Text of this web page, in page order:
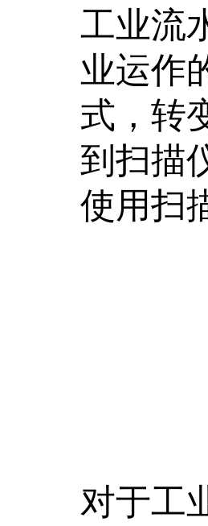
工业流
业运作
式，转
到扫描
使用扫
对于工